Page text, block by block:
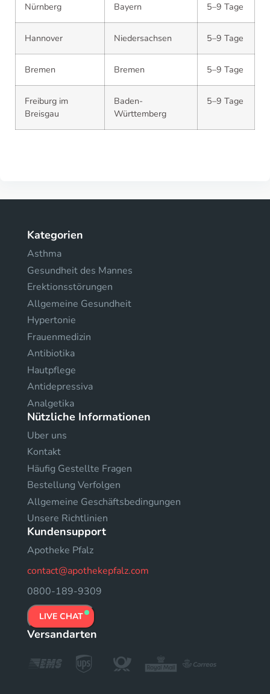
Nürnberg Bayern 5–9 Tage
Hannover Niedersachsen 5–9 Tage
Bremen Bremen 5–9 Tage
Freiburg im
Breisgau
Baden-
Württemberg
5–9 Tage
Kategorien
Asthma
Gesundheit des Mannes
Erektionsstörungen
Allgemeine Gesundheit
Hypertonie
Frauenmedizin
Antibiotika
Hautpflege
Antidepressiva
Analgetika
Nützliche Informationen
Uber uns
Kontakt
Häufig Gestellte Fragen
Bestellung Verfolgen
Allgemeine Geschäftsbedingungen
Unsere Richtlinien
Kundensupport
Apotheke Pfalz
contact@apothekepfalz.com
0800-189-9309
LIVE CHAT
Versandarten